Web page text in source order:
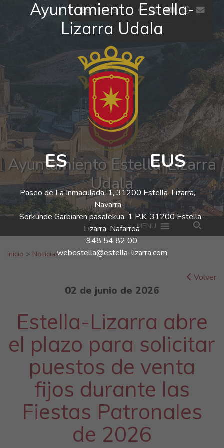
Ayuntamiento Estella-
Lizarra Udala
ES EUS
Paseo de La Inmaculada, 1, 31200 Estella-Lizarra,
Navarra
Sorkunde Garbiaren pasalekua, 1 P.K. 31200 Estella-
Lizarra, Nafarroa
948 54 82 00
webestella@estella-lizarra.com
Ir al contenido ES EUS facebook
twitter
youtube
El tiempo - Tutiempo.net
Ayuntamiento Estella-Lizarra
Udala
MENU
Buscar:
Inicio > Noticias
Volver
02 de junio de 2026
Estella-Lizarra abre
el plazo para solicitar
puestos de venta
fijos durante las
Fiestas Patronales
de 2026